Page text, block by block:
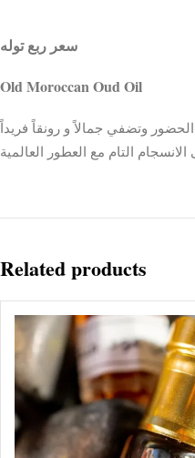
سعر ربع توله
Old Moroccan Oud Oil
الحضور وتضفي جمالاً و رونقاً فريداً
الانسجام التام مع العطور العالمية
Related products